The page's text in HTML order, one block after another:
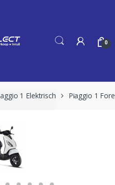
0
1 Elektrisch Piaggio 1